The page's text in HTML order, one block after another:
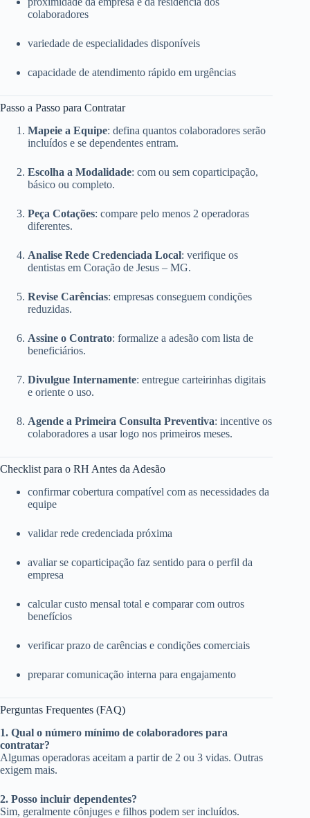
colaboradores
variedade de especialidades disponíveis
capacidade de atendimento rápido em urgências
Passo a Passo para Contratar
Mapeie a Equipe: defina quantos colaboradores serão
incluídos e se dependentes entram.
Escolha a Modalidade: com ou sem coparticipação,
básico ou completo.
Peça Cotações: compare pelo menos 2 operadoras
diferentes.
Analise Rede Credenciada Local: verifique os
dentistas em Coração de Jesus – MG.
Revise Carências: empresas conseguem condições
reduzidas.
Assine o Contrato: formalize a adesão com lista de
beneficiários.
Divulgue Internamente: entregue carteirinhas digitais
e oriente o uso.
Agende a Primeira Consulta Preventiva: incentive os
colaboradores a usar logo nos primeiros meses.
Checklist para o RH Antes da Adesão
confirmar cobertura compatível com as necessidades da
equipe
validar rede credenciada próxima
avaliar se coparticipação faz sentido para o perfil da
empresa
calcular custo mensal total e comparar com outros
benefícios
verificar prazo de carências e condições comerciais
preparar comunicação interna para engajamento
Perguntas Frequentes (FAQ)
1. Qual o número mínimo de colaboradores para
contratar?
Algumas operadoras aceitam a partir de 2 ou 3 vidas. Outras
exigem mais.
2. Posso incluir dependentes?
Sim, geralmente cônjuges e filhos podem ser incluídos.